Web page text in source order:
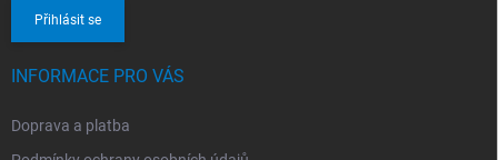
Přihlásit se
INFORMACE PRO VÁS
Doprava a platba